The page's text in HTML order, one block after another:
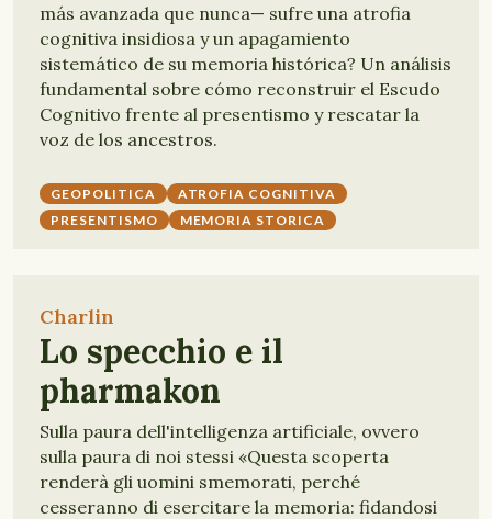
más avanzada que nunca— sufre una atrofia
cognitiva insidiosa y un apagamiento
sistemático de su memoria histórica? Un análisis
fundamental sobre cómo reconstruir el Escudo
Cognitivo frente al presentismo y rescatar la
voz de los ancestros.
GEOPOLITICA
ATROFIA COGNITIVA
PRESENTISMO
MEMORIA STORICA
Charlin
Lo specchio e il
pharmakon
Sulla paura dell'intelligenza artificiale, ovvero
sulla paura di noi stessi «Questa scoperta
renderà gli uomini smemorati, perché
cesseranno di esercitare la memoria: fidandosi